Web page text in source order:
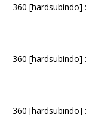
360 [hardsubindo] :
360 [hardsubindo] :
360 [hardsubindo] :